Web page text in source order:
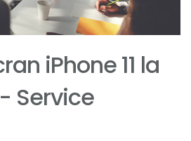
iPhone 11 la
Service